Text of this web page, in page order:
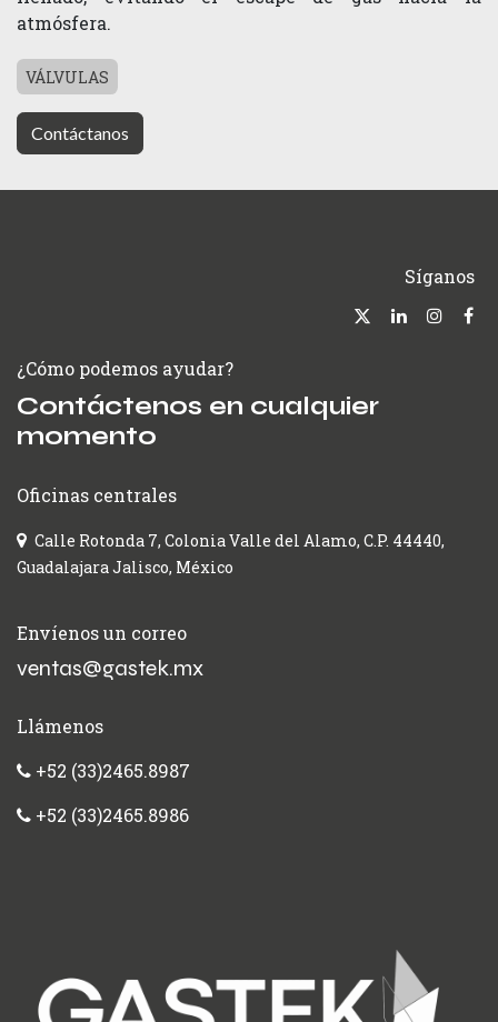
atmósfera.
VÁLVULAS
Contáctanos
Síganos
¿Cómo podemos ayudar?
Contáctenos en cualquier
momento
Oficinas centrales
Calle Rotonda 7, Colonia Valle del Alamo, C.P. 44440,
Guadalajara Jalisco, México
Envíenos un correo
ventas@gastek.mx
Llámenos
+52 (33)2465.8987
+52 (33)2465.8986